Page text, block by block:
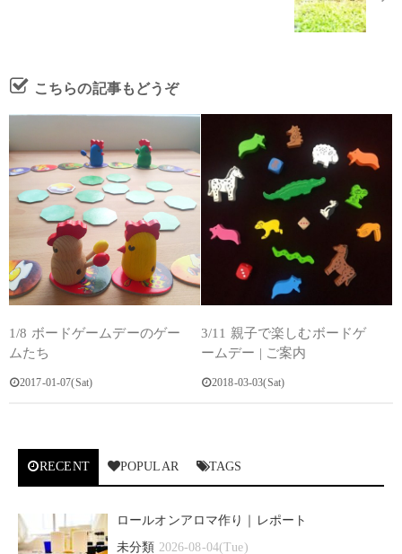
こちらの記事もどうぞ
1/8 ボードゲームデーのゲー
ムたち
2017-01-07(Sat)
3/11 親子で楽しむボードゲ
ームデー | ご案内
2018-03-03(Sat)
RECENT POPULAR TAGS
ロールオンアロマ作り｜レポート
未分類 2026-08-04(Tue)